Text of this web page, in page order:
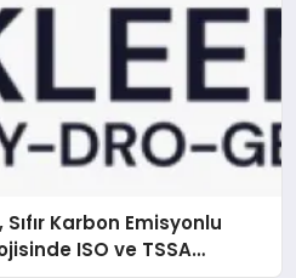
Karbon Emisyonlu
ISO ve TSSA